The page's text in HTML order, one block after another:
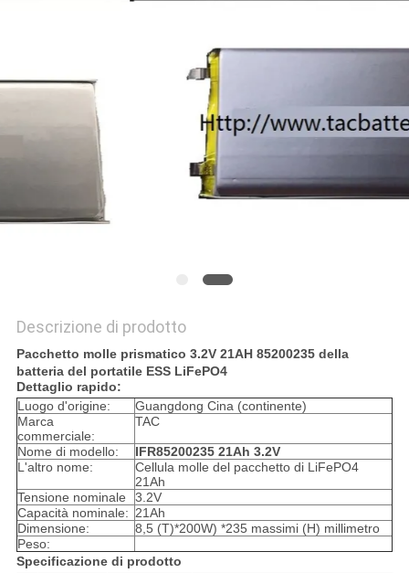
DEL
SITO
PRIVACY
Descrizione di prodotto
Pacchetto molle prismatico 3.2V 21AH 85200235 della
batteria del portatile ESS LiFePO4
Dettaglio rapido:
Luogo d'origine:
Guangdong Cina (continente)
Marca
commerciale:
TAC
Nome di modello:
IFR85200235 21Ah 3.2V
L'altro nome:
Cellula molle del pacchetto di LiFePO4
21Ah
Tensione nominale
3.2V
Capacità nominale: 21Ah
Dimensione:
8,5 (T)*200W) *235 massimi (H) millimetro
Peso:
Specificazione di prodotto